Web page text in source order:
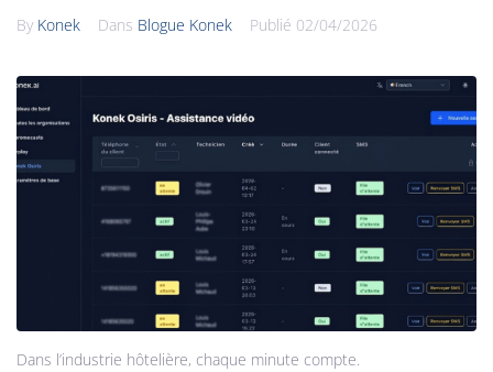
By Konek Dans Blogue Konek Publié 02/04/2026
Dans l’industrie hôtelière, chaque minute compte.